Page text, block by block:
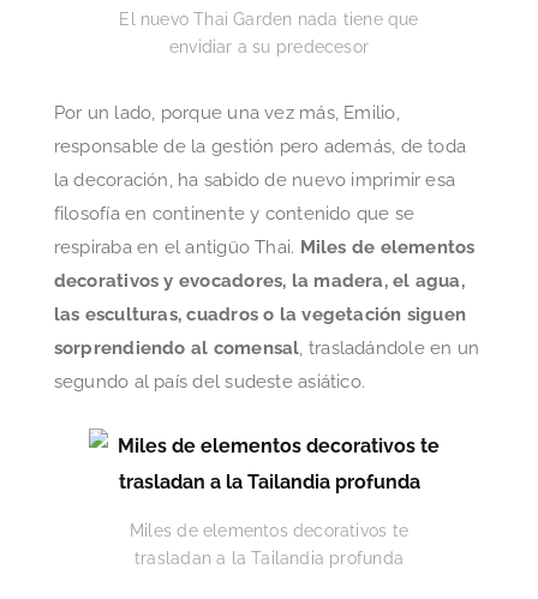
El nuevo Thai Garden nada tiene que
envidiar a su predecesor
Por un lado, porque una vez más, Emilio,
responsable de la gestión pero además, de toda
la decoración, ha sabido de nuevo imprimir esa
filosofía en continente y contenido que se
respiraba en el antigüo Thai. Miles de elementos
decorativos y evocadores, la madera, el agua,
las esculturas, cuadros o la vegetación siguen
sorprendiendo al comensal, trasladándole en un
segundo al país del sudeste asiático.
Miles de elementos decorativos te
trasladan a la Tailandia profunda